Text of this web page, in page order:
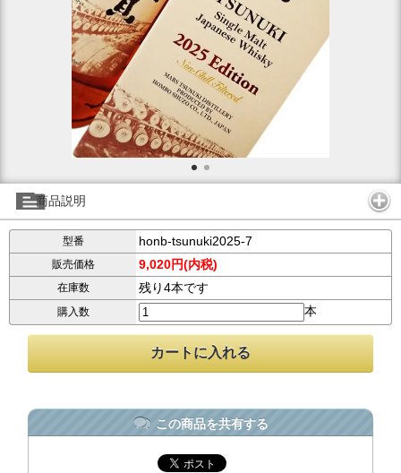
商品説明
型番 honb-tsunuki2025-7
販売価格 9,020円(内税)
在庫数 残り4本です
購入数 本
この商品を共有する